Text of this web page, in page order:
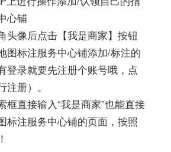
心铺
头像后点击【我是商家】按钮
图标注服务中心铺添加/标注的
登录就要先注册个账号哦，点
册）。
框直接输入“我是商家”也能直接
标注服务中心铺的页面，按照